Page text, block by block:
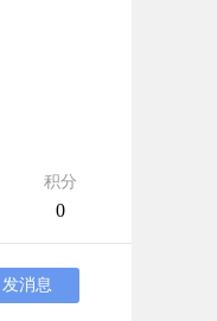
积分
0
发消息